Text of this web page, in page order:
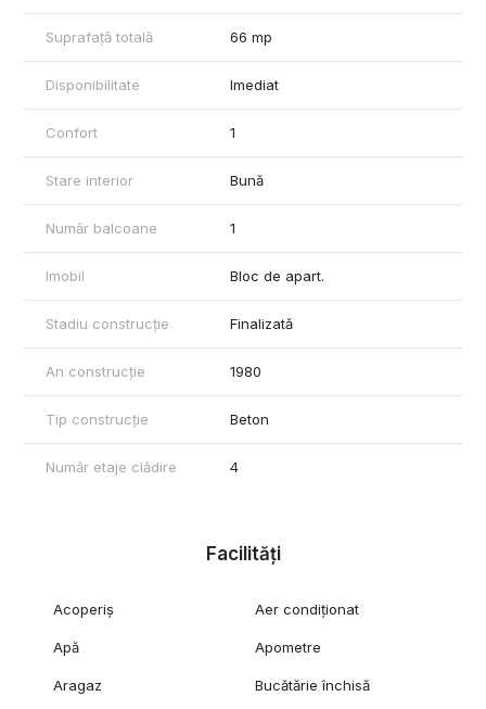
Suprafață totală 66 mp
Disponibilitate Imediat
Confort 1
Stare interior Bună
Număr balcoane 1
Imobil Bloc de apart.
Stadiu construcție Finalizată
An construcție 1980
Tip construcție Beton
Număr etaje clădire 4
Facilități
Acoperiș Aer condiționat
Apă Apometre
Aragaz Bucătărie închisă